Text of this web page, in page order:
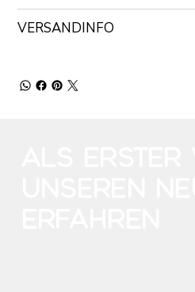
VERSANDINFO